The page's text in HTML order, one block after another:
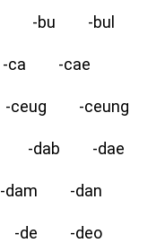
-bu -bul
-ca -cae
-ceug -ceung
-dab -dae
-dam -dan
-de -deo